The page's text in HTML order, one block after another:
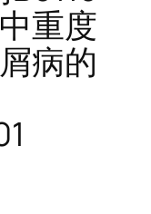
重度
病的